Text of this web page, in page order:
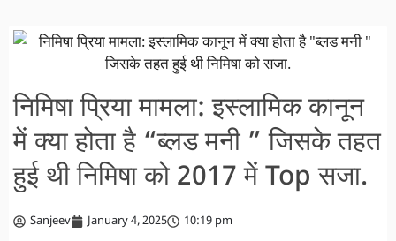
निमिषा प्रिया मामला: इस्लामिक कानून
में क्या होता है “ब्लड मनी ” जिसके तहत
हुई थी निमिषा को 2017 में Top सजा.
Sanjeev January 4, 2025 10:19 pm